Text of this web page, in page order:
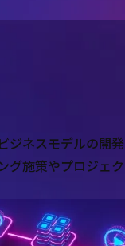
ジネスモデルの開発
グ施策やプロジェク